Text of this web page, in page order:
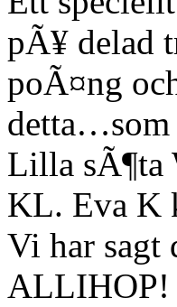
pÃ¥ delad
poÃ¤ng
Lilla sÃ¶ta
KL. Eva K
Vi har sagt
ALLIHOP!